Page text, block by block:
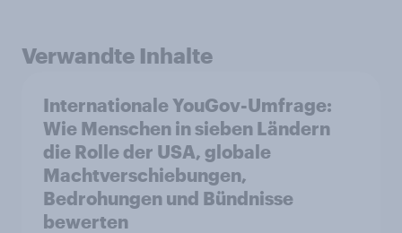
Verwandte Inhalte
Internationale YouGov-Umfrage:
Wie Menschen in sieben Ländern
die Rolle der USA, globale
Machtverschiebungen,
Bedrohungen und Bündnisse
bewerten